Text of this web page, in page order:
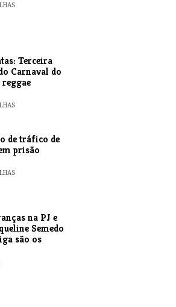
Terceira
Carnaval do
de tráfico de
prisão
na PJ e
Semedo
são os